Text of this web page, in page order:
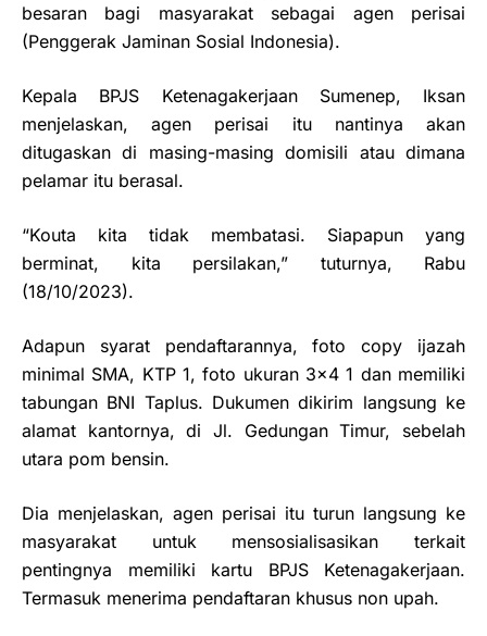
besaran bagi masyarakat sebagai agen perisai
(Penggerak Jaminan Sosial Indonesia).
Kepala BPJS Ketenagakerjaan Sumenep, Iksan
menjelaskan, agen perisai itu nantinya akan
ditugaskan di masing-masing domisili atau dimana
pelamar itu berasal.
“Kouta kita tidak membatasi. Siapapun yang
berminat, kita persilakan,” tuturnya, Rabu
(18/10/2023).
Adapun syarat pendaftarannya, foto copy ijazah
minimal SMA, KTP 1, foto ukuran 3×4 1 dan memiliki
tabungan BNI Taplus. Dukumen dikirim langsung ke
alamat kantornya, di Jl. Gedungan Timur, sebelah
utara pom bensin.
Dia menjelaskan, agen perisai itu turun langsung ke
masyarakat untuk mensosialisasikan terkait
pentingnya memiliki kartu BPJS Ketenagakerjaan.
Termasuk menerima pendaftaran khusus non upah.